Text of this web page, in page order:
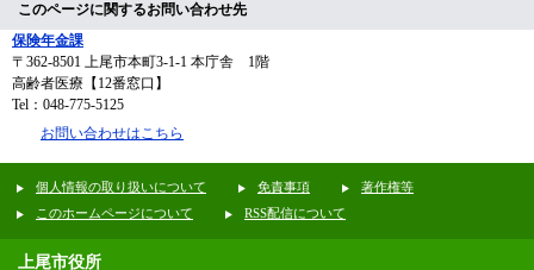
このページに関するお問い合わせ先
保険年金課
〒362-8501
上尾市本町3-1-1 本庁舎 1階
高齢者医療【12番窓口】
Tel：048-775-5125
お問い合わせはこちら
個人情報の取り扱いについて 免責事項
著作権等
このホームページについて
RSS配信について
上尾市役所